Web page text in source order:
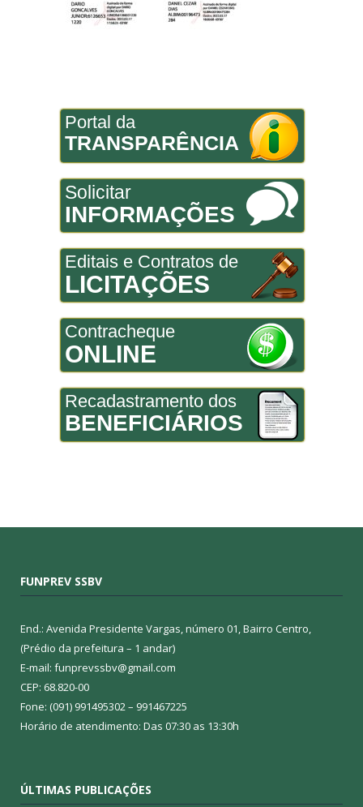
Portal da
TRANSPARÊNCIA
Solicitar
INFORMAÇÕES
Editais e Contratos de
LICITAÇÕES
Contracheque
ONLINE
Recadastramento dos
BENEFICIÁRIOS
FUNPREV SSBV
End.: Avenida Presidente Vargas, número 01, Bairro Centro,
(Prédio da prefeitura – 1 andar)
E-mail: funprevssbv@gmail.com
CEP: 68.820-00
Fone: (091) 991495302 – 991467225
Horário de atendimento: Das 07:30 as 13:30h
ÚLTIMAS PUBLICAÇÕES